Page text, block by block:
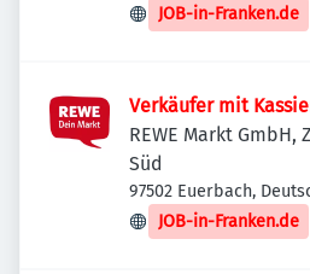
JOB-in-Franken.de
Verkäufer mit
REWE Markt
Süd
97502 Euerbach,
JOB-in-Franken.de